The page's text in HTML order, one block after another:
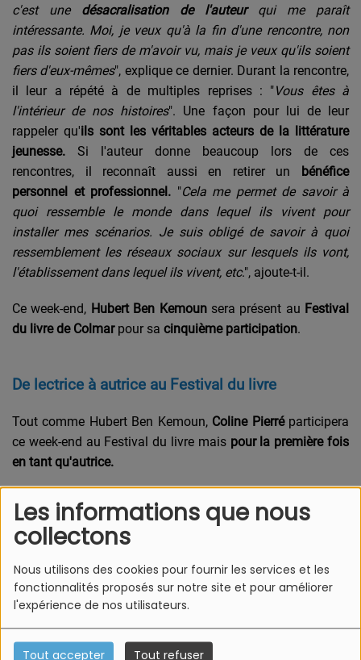
Les informations que nous
collectons
Nous utilisons des cookies pour fournir les services et les
fonctionnalités proposés sur notre site et pour améliorer
l'expérience de nos utilisateurs.
Tout accepter Tout refuser
c'est une désacralisation de l'auteur qui me paraît
intéressante. Moi, je veux qu'à la fin d'une rencontre, non
pas ils soient fiers de m'avoir vu, mais je veux qu'ils soient
fiers d'eux-mêmes", explique ce dernier. Durant la rencontre,
il leur a répété à de multiples reprises : "Vous êtes à
l'intérieur de nos histoires". Une façon pour lui de leur
rappeler qu'ils sont les véritables acteurs de la littérature
jeunesse. Si l'auteur donne beaucoup lors de ces
rencontres, il reconnaît aussi en retirer un bénéfice
personnel et professionnel. "Cela me permet de savoir à
quoi ressemble le monde dans lequel ils vivent pour
installer mes scénarios. Je suis obligé de savoir à quoi
ressemblement les réseaux sociaux sur lesquels ils vont,
l'établissement dans lequel ils vivent, etc.", ajoute-t-il.
Ce week-end, Hubert Ben Kemounsera présent au Festival
du livre de Colmar pour sa cinquième participation.
De lectrice à autrice au Festival du livre
Tout comme Hubert Ben Kemoun, Coline Pierré participera
ce week-end au Festival du livre mais pour la première fois
en tant qu'autrice.